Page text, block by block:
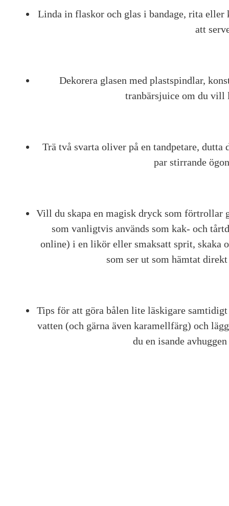
Linda in flaskor och glas i bandage, rita
att
Dekorera glasen med plastspindlar,
tranbärsjuice om du vill
Trä två svarta oliver på en tandpetare,
par stirrande
Vill du skapa en magisk dryck som förtrollar
som vanligtvis används som kak- och
online) i en likör eller smaksatt sprit, skaka
som ser ut som hämtat
Tips för att göra bålen lite läskigare
vatten (och gärna även karamellfärg) och
du en isande